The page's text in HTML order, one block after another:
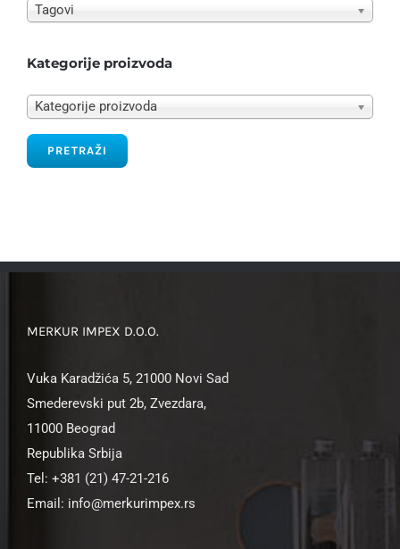
Tagovi
Kategorije proizvoda
Kategorije proizvoda
PRETRAŽI
MERKUR IMPEX D.O.O.
Vuka Karadžića 5, 21000 Novi Sad
Smederevski put 2b, Zvezdara,
11000 Beograd
Republika Srbija
Tel: +381 (21) 47-21-216
Email: info@merkurimpex.rs